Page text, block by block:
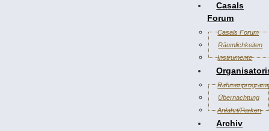
Casals
Forum
Casals Forum
Räumlichkeiten
Instrumente
Übernachtung
Anfahrt/Parken
Archiv